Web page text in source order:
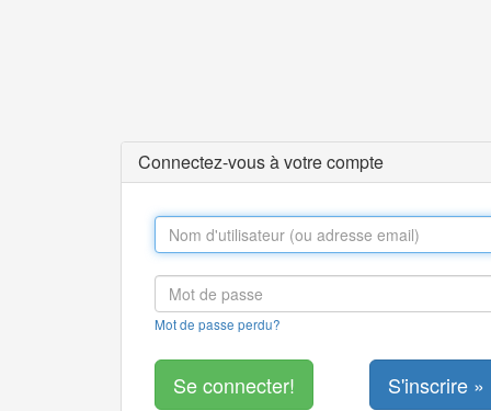
Connectez-vous à votre compte
Mot de passe perdu?
S'inscrire »